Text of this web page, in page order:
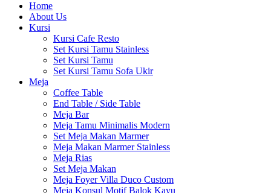
Home
About Us
Kursi
Kursi Cafe Resto
Set Kursi Tamu Stainless
Set Kursi Tamu
Set Kursi Tamu Sofa Ukir
Meja
Coffee Table
End Table / Side Table
Meja Bar
Meja Tamu Minimalis Modern
Set Meja Makan Marmer
Meja Makan Marmer Stainless
Meja Rias
Set Meja Makan
Meja Foyer Villa Duco Custom
Meja Konsul Motif Balok Kayu